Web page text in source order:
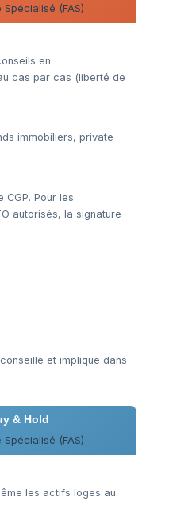
(FAS)
en
cas par cas (liberté de
immobiliers, private
CGP. Pour les
autorisés, la signature
et implique dans
& Hold
(FAS)
les actifs loges au